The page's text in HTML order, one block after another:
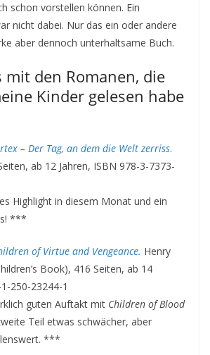
schon vorstellen können. Ein
nicht dabei. Nur das ein oder andere
aber dennoch unterhaltsame Buch.
mit den Romanen, die
Kinder gelesen habe
– Der Tag, an dem die Welt zerriss.
ab 12 Jahren, ISBN 978-3-7373-
Highlight in diesem Monat und ein
***
of Virtue and Vengeance. Henry
Book), 416 Seiten, ab 14
250-23244-1
guten Auftakt mit Children of Blood
Teil etwas schwächer, aber
***